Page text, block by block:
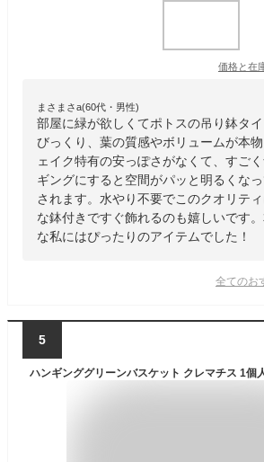
価格と在
まさまさa(60代・男性)
部屋に緑が欲しくてポトスの吊り鉢タ
びっくり、葉の質感やボリュームが本
ェイク特有の安っぽさがなくて、すご
ギングにすると空間がパッと明るくな
されます。水やり不要でこのクオリテ
な鉢付きですぐ飾れるのも嬉しいです
な私にはぴったりのアイテムでした！
全てのお
5